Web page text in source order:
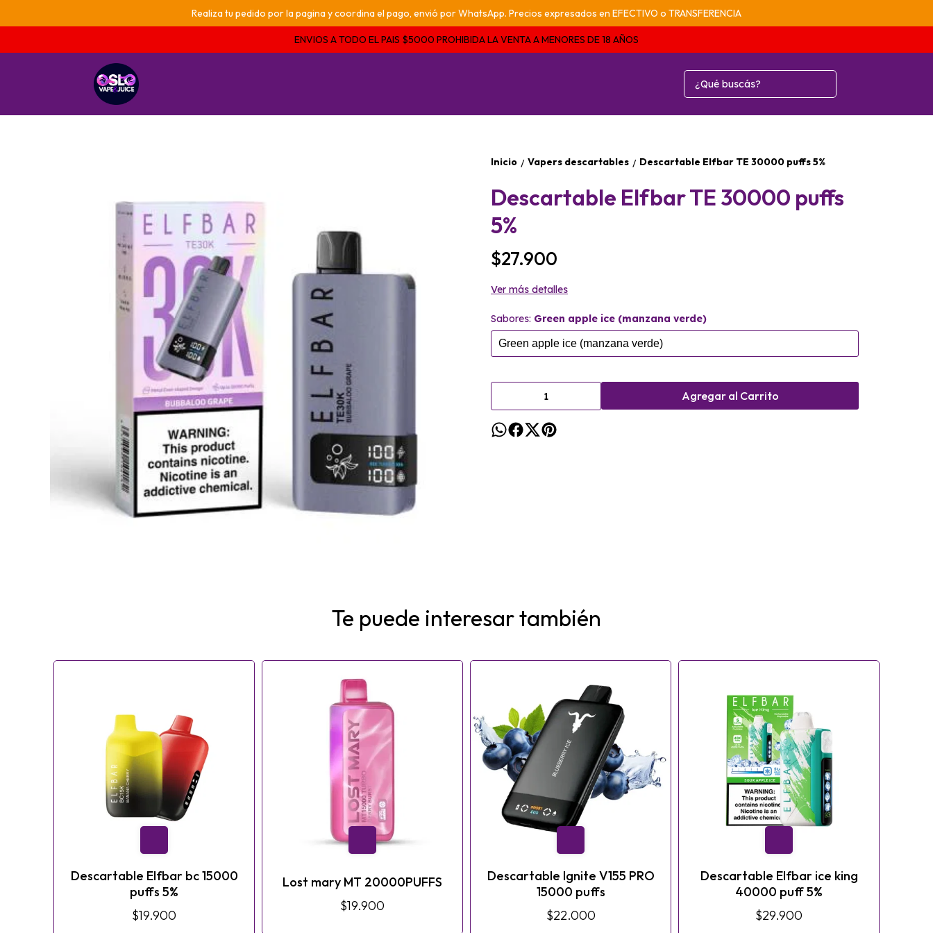
Realiza tu pedido por la pagina y coordina el pago, envió por WhatsApp. Precios expresados en EFECTIVO o TRANSFERENCIA
ENVIOS A TODO EL PAIS $5000 PROHIBIDA LA VENTA A MENORES DE 18 AÑOS
Inicio / Vapers descartables / Descartable Elfbar TE 30000 puffs 5%
Descartable Elfbar TE 30000 puffs
5%
$27.900
Ver más detalles
Sabores: Green apple ice (manzana verde)
Agregar al Carrito
Te puede interesar también
Descartable Elfbar bc 15000
puffs 5%
$19.900
Lost mary MT 20000PUFFS
$19.900
Descartable Ignite V155 PRO
15000 puffs
$22.000
Descartable Elfbar ice king
40000 puff 5%
$29.900